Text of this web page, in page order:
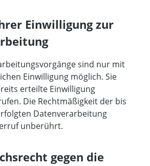
Einwilligung zur
sind nur mit
Einwilligung möglich. Sie
erteilte Einwilligung
Die Rechtmäßigkeit der bis
Datenverarbeitung
unberührt.
gegen die